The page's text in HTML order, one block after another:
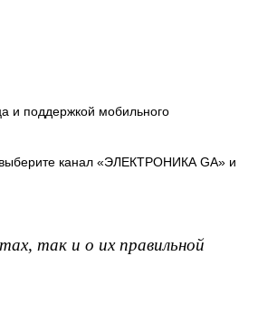
и поддержкой мобильного
выберите канал «ЭЛЕКТРОНИКА GA» и
так и о их правильной